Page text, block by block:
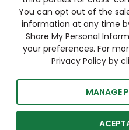
You can opt out of the
information at any time
Share My Personal
your preferences. For
Privacy Policy by
MANAGE